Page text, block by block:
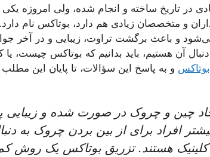
در تاریخ ساخته و انجام شده، ولی امروزه یکی
و متخصصان زیادی هم دارد، بوتاکس نام
و باعث برگشت تراوت، زیبایی و در آخر
آن هستیم، باید بدانیم که بوتاکس چیست، یا
بوتاکس و به پاسخ این سؤالات، تا پایان این مطلب
چین ‌و ‌چروک در صورت شده و زیبایی
افراد برای از بین بردن چروک به
هستند. تزریق بوتاکس یک روش